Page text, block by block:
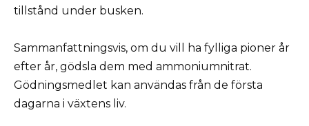
tillstånd under busken.
Sammanfattningsvis, om du vill ha fylliga pioner år
efter år, gödsla dem med ammoniumnitrat.
Gödningsmedlet kan användas från de första
dagarna i växtens liv.